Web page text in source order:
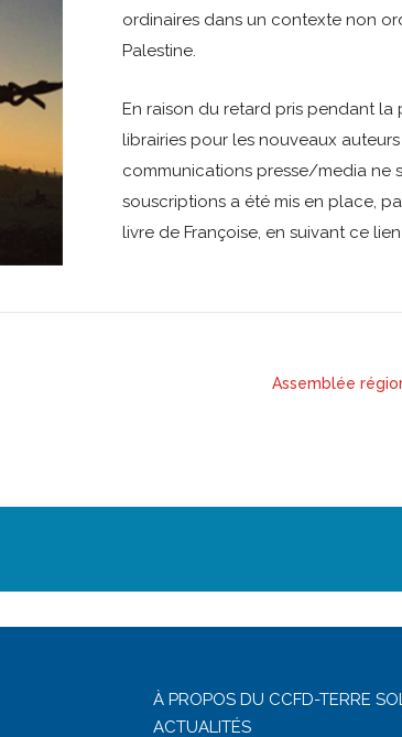
ordinaires dans un contexte non
Palestine.
En raison du retard pris pendant
librairies pour les nouveaux
communications presse/media ne
souscriptions a été mis en place,
livre de Françoise, en suivant ce lien
Assemblée
À PROPOS DU CCFD-TERRE
ACTUALITÉS